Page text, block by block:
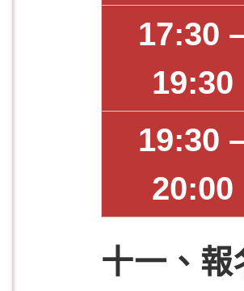
17:30
19:30
19:30
20:00
十一、報